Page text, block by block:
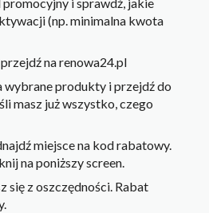
i sprawdź, jakie
(np. minimalna kwota
na renowa24.pl
wybrane produkty i przejdź do
masz już wszystko, czego
miejsce na kod rabatowy.
na poniższy screen.
się z oszczędności. Rabat